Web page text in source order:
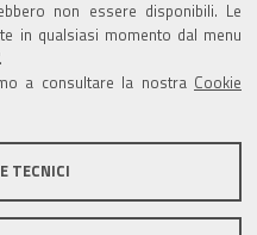
non essere disponibili. Le
in qualsiasi momento dal menu
a consultare la nostra Cookie
TECNICI